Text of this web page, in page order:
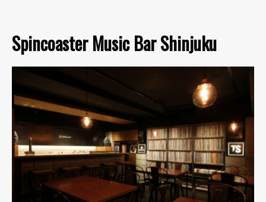
Spincoaster Music Bar Shinjuku